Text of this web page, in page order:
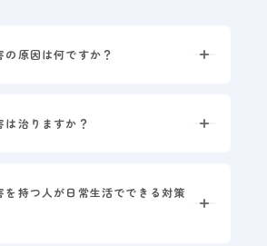
原因は何ですか？
治りますか？
を持つ人が日常生活でできる対策